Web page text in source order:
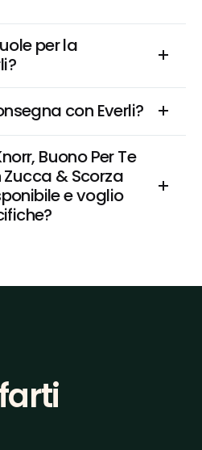
per la
con Everli?
Buono Per Te
Zucca & Scorza
e voglio